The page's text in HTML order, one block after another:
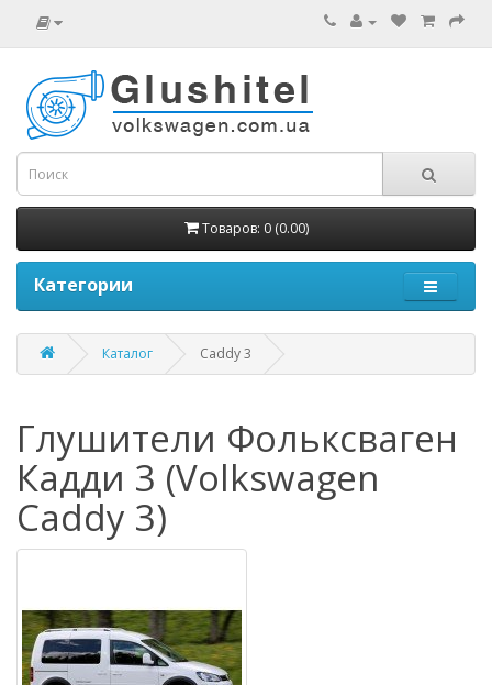
Товаров: 0 (0.00)
Категории
Каталог Caddy 3
Глушители Фольксваген
Кадди 3 (Volkswagen
Caddy 3)